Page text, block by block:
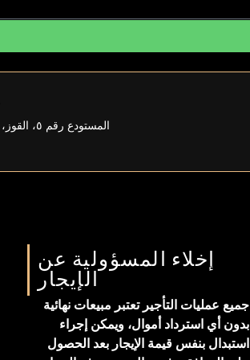
إخلاء المسؤولية عن
الإيجار
جميع عمليات التأجير تعتبر مبيعات نهائية
بدون أي استرداد أموال، ويمكن إجراء
استبدال بنفس قيمة الإيجار بعد الحصول